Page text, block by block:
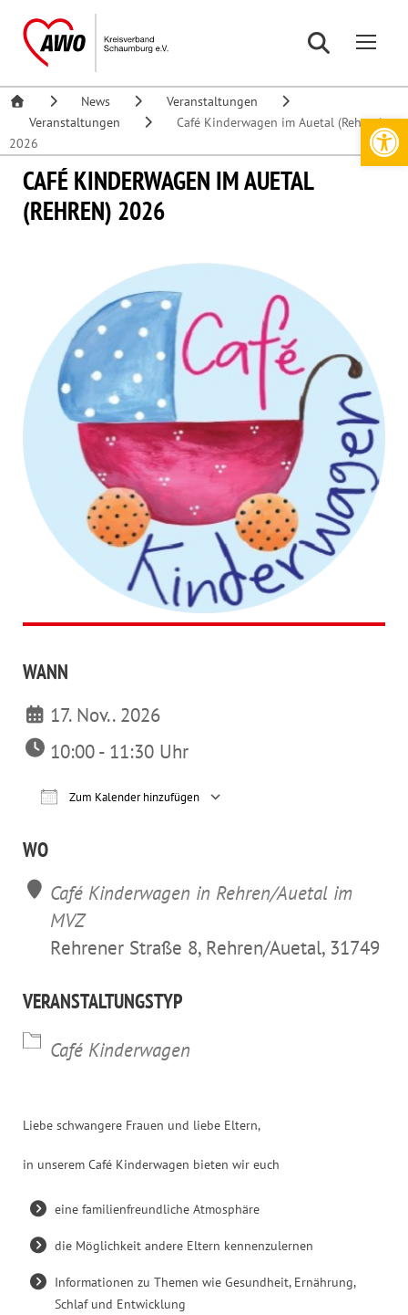
News
Veranstaltungen
Veranstaltungen
Café Kinderwagen im Auetal (Rehren)
2026
CAFÉ KINDERWAGEN IM AUETAL
(REHREN) 2026
WANN
17. Nov.. 2026
10:00 - 11:30 Uhr
Zum Kalender hinzufügen
WO
Café Kinderwagen in Rehren/Auetal im
MVZ
Rehrener Straße 8, Rehren/Auetal, 31749
VERANSTALTUNGSTYP
Café Kinderwagen
Liebe schwangere Frauen und liebe Eltern,
in unserem Café Kinderwagen bieten wir euch
eine familienfreundliche Atmosphäre
die Möglichkeit andere Eltern kennenzulernen
Informationen zu Themen wie Gesundheit, Ernährung,
Schlaf und Entwicklung
Werkzeugleiste öffnen